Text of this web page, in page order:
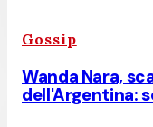
Gossip
Wanda Nara,
dell'Argentina: